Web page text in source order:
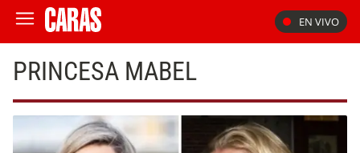
EN VIVO
PRINCESA MABEL